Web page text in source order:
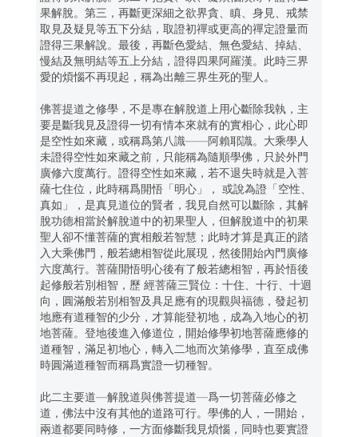
果解脫。第三，再斷更深細之欲界貪、瞋、身見、戒禁
取見及疑見等五下分結，取證初禪或更高的禪定證量而
證得三果解說。最後，再斷色愛結、無色愛結、掉結、
慢結及無明結等五上分結，證得四果阿羅漢。此時三界
愛的煩惱不再現起，稱為出離三界生死的聖人。
佛菩提道之修學，不是專在解脫道上用心斷除我執，主
要是斷我見及證得一切有情本來就有的實相心，此心即
是空性如來藏，或稱爲第八識——阿賴耶識。大乘學人
未證得空性如來藏之前，只能稱為隨順學佛，只於外門
廣修六度萬行。證得空性如來藏，若不退失時就是入菩
薩七住位，此時稱爲開悟「明心」， 或說為證「空性、
真如」，是真見道位的賢者，我見自然可以斷除，其解
脫功德相當於解脫道中的初果聖人，但解脫道中的初果
聖人卻不懂菩薩的實相般若智慧；此時才算是真正的踏
入大乘佛門，般若總相智從此展現，然後開始內門廣修
六度萬行。菩薩開悟明心後有了般若總相智，再於悟後
起修般若別相智，歷 經菩薩三賢位：十住、十行、十迴
向，圓滿般若別相智及具足應有的現觀與福德，發起初
地應有道種智的少分，才算能登初地，成為入地心的初
地菩薩。登地後進入修道位，開始修學初地菩薩應修的
道種智，滿足初地心，轉入二地而次第修學，直至成佛
時圓滿道種智而稱爲實證一切種智。
此二主要道—解脫道與佛菩提道—爲一切菩薩必修之
道，佛法中沒有其他的道路可行。學佛的人，一開始，
兩道都要同時修，一方面修斷我見煩惱，同時也要實證